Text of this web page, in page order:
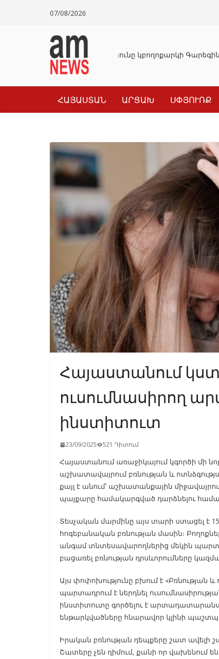
07/08/2026
Դատախազությունը կբողոքարկի Գարեգին
ՀԱՅԱՍՏԱՆ ԱՐՑԱԽ ՍՓՅՈՒՌՔ
Հայաստանում
ուսումնասիրող
ինստիտուտ
23/09/2025 521 Դիտում
Հայաստանում առաջիկայում կգործի մի
աշխատավայրում բռնության և
քայլ է անում՝ աշխատանքային
պայքարը համակարգված դարձնելու
Տեսչական մարմինը այս տարի ստացել է
հոգեբանական բռնության մասին։
անգամ տնտեսավարողներից մեկին
բացառել բռնության դրսևորումները
Այս փոփոխությունը բխում է «Բռնության
պարտադրում է ներդնել
ինստիտուտը գործելու է
ենթարկվածները հնարավոր կլինի
Իրական բռնության դեպքերը շատ ավելի
Շատերը չեն դիմում, քանի որ վախենում